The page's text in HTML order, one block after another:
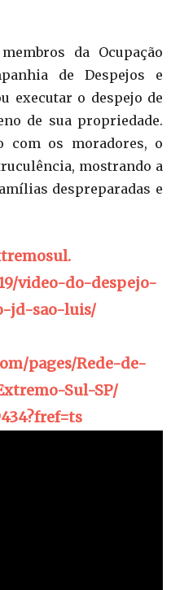
da Ocupação
de Despejos e
executar o despejo de
de sua propriedade.
com os moradores, o
mostrando a
despreparadas e
video-do-despejo-
jd-sao-luis/
pages/Rede-de-
Sul-SP/